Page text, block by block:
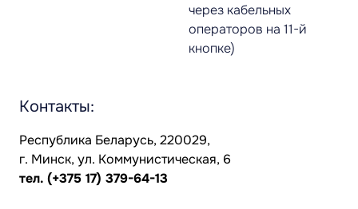
через кабельных
операторов на 11-й
кнопке)
Контакты:
Республика Беларусь, 220029,
г. Минск, ул. Коммунистическая, 6
тел. (+375 17) 379-64-13